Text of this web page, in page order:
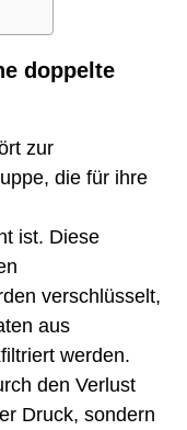
doppelte
zur
die für ihre
ist. Diese
verschlüsselt,
aus
werden.
den Verlust
Druck, sondern